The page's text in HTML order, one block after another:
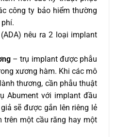
công ty bảo hiểm thường
nêu ra 2 loại implant
– trụ implant được phẫu
xương hàm. Khi các mô
thương, cần phẫu thuật
Abument với implant đầu
sẽ được gắn lên riêng lẻ
trên một cầu răng hay một